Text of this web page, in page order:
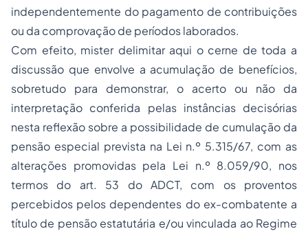
independentemente do pagamento de contribuições
ou da comprovação de períodos laborados.
Com efeito, mister delimitar aqui o cerne de toda a
discussão que envolve a acumulação de benefícios,
sobretudo para demonstrar, o acerto ou não da
interpretação conferida pelas instâncias decisórias
nesta reflexão sobre a possibilidade de cumulação da
pensão especial prevista na Lei n.º 5.315/67, com as
alterações promovidas pela Lei n.º 8.059/90, nos
termos do art. 53 do ADCT, com os proventos
percebidos pelos dependentes do ex-combatente a
título de pensão estatutária e/ou vinculada ao Regime